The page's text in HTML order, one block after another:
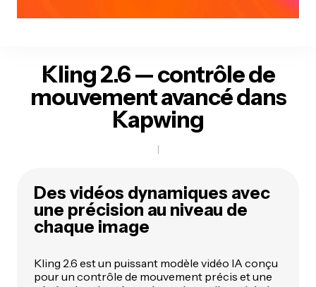
Kling 2.6 — contrôle de
mouvement avancé dans
Kapwing
Des vidéos dynamiques avec
une précision au niveau de
chaque image
Kling 2.6 est un puissant modèle vidéo IA conçu
pour un contrôle de mouvement précis et une